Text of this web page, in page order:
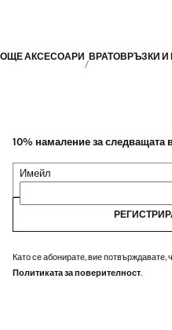
ОЩЕ АКСЕСОАРИ ВРАТОВРЪЗКИ
10% намаление за следващата
Имейл
Като се абонирате, вие потвърждавате,
Политиката за поверителност.